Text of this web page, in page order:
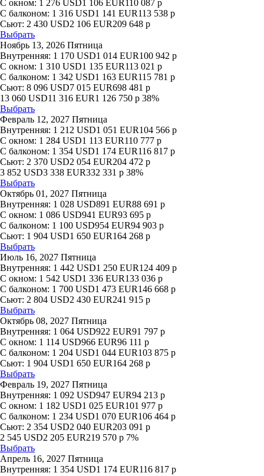
С окном: 1 276 USD1 106 EUR110 087 р
С балконом: 1 316 USD1 141 EUR113 538 р
Сьют: 2 430 USD2 106 EUR209 648 р
Выбрать
Ноябрь 13, 2026 Пятница
Внутренняя: 1 170 USD1 014 EUR100 942 р
С окном: 1 310 USD1 135 EUR113 021 р
С балконом: 1 342 USD1 163 EUR115 781 р
Сьют: 8 096 USD7 015 EUR698 481 р
13 060 USD11 316 EUR1 126 750 р 38%
Выбрать
Февраль 12, 2027 Пятница
Внутренняя: 1 212 USD1 051 EUR104 566 р
С окном: 1 284 USD1 113 EUR110 777 р
С балконом: 1 354 USD1 174 EUR116 817 р
Сьют: 2 370 USD2 054 EUR204 472 р
3 852 USD3 338 EUR332 331 р 38%
Выбрать
Октябрь 01, 2027 Пятница
Внутренняя: 1 028 USD891 EUR88 691 р
С окном: 1 086 USD941 EUR93 695 р
С балконом: 1 100 USD954 EUR94 903 р
Сьют: 1 904 USD1 650 EUR164 268 р
Выбрать
Июль 16, 2027 Пятница
Внутренняя: 1 442 USD1 250 EUR124 409 р
С окном: 1 542 USD1 336 EUR133 036 р
С балконом: 1 700 USD1 473 EUR146 668 р
Сьют: 2 804 USD2 430 EUR241 915 р
Выбрать
Октябрь 08, 2027 Пятница
Внутренняя: 1 064 USD922 EUR91 797 р
С окном: 1 114 USD966 EUR96 111 р
С балконом: 1 204 USD1 044 EUR103 875 р
Сьют: 1 904 USD1 650 EUR164 268 р
Выбрать
Февраль 19, 2027 Пятница
Внутренняя: 1 092 USD947 EUR94 213 р
С окном: 1 182 USD1 025 EUR101 977 р
С балконом: 1 234 USD1 070 EUR106 464 р
Сьют: 2 354 USD2 040 EUR203 091 р
2 545 USD2 205 EUR219 570 р 7%
Выбрать
Апрель 16, 2027 Пятница
Внутренняя: 1 354 USD1 174 EUR116 817 р